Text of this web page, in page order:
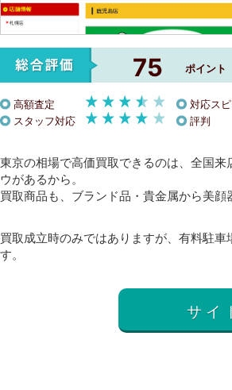
75 ポイント
高額査定
対応ス
スタッフ対応
評判
東京の相場で高価買取できるのは、全国
ウがあるから。
買取商品も、ブランド品・貴金属から美
買取成立時のみではありますが、有料駐
す。
サイ